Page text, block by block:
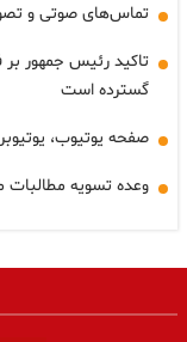
تماس‌های صوتی و
تاکید رئیس جمهور
گسترده است
صفحه یوتیوب،
وعده تسویه مطالبات